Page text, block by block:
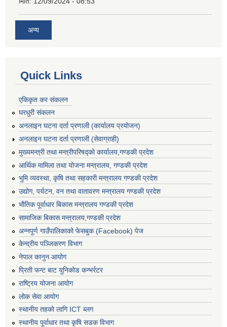
अन्य
Quick Links
एकिकृत कर संकलन
घरधुरी संकलन
अनलाइन घटना दर्ता प्रणाली (कार्यालय प्रयोजन)
अनलाइन घटना दर्ता प्रणाली (सेवाग्राही)
मुख्यमन्त्री तथा मन्त्रीपरिषद्को कार्यालय,गण्डकी प्रदेश
आर्थिक मामिला तथा योजना मन्त्रालय, गण्डकी प्रदेश
भुमि व्यवस्था, कृषि तथा सहकारी मन्त्रालय गण्डकी प्रदेश
उद्योग, पर्यटन, वन तथा वातावरण मन्त्रालय गण्डकी प्रदेश
भौतिक पूर्वाधार बिकास मन्त्रालय गण्डकी प्रदेश
सामाजिक बिकास मन्त्रालय,गण्डकी प्रदेश
अन्नपूर्ण गाउँपालिकाको फेसबुक (Facebook) पेज
केन्द्रीय पञ्जिकरण विभाग
नेपाल कानुन आयोग
प्रिती फन्ट बाट युनिकोड कन्भर्रटर
राष्ट्रिय योजना आयोग
लोक सेवा आयोग
स्थानीय तहको लागि ICT ब्लग
स्थानीय पूर्वाधार तथा कृषि सडक विभाग